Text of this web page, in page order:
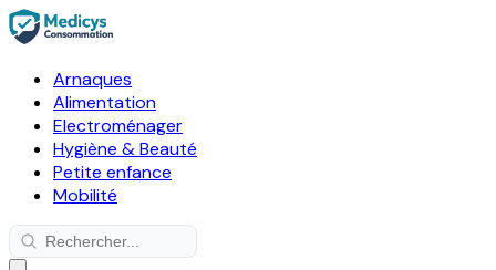
Arnaques
Alimentation
Electroménager
Hygiène & Beauté
Petite enfance
Mobilité